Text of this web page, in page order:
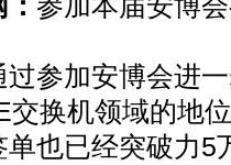
过参加安博会进
交换机领域的地
也已经突破力5